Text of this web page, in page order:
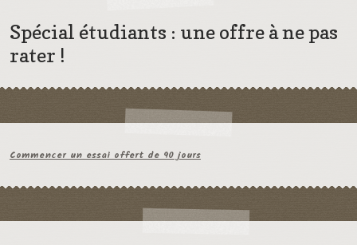
Spécial étudiants : une offre à ne pas
rater !
Commencer un essai offert de 90 jours